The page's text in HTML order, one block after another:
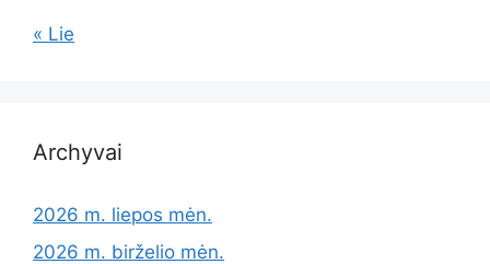
« Lie
Archyvai
2026 m. liepos mėn.
2026 m. birželio mėn.